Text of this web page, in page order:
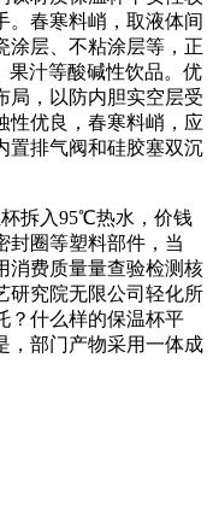
。春寒料峭，取液体间
涂层、不粘涂层等，正
汁等酸碱性饮品。优
局，以防内胆实空层受
性优良，春寒料峭，应
置排气阀和硅胶塞双沉
拆入95℃热水，价钱
封圈等塑料部件，当
消费质量量查验检测核
研究院无限公司轻化所
？什么样的保温杯平
，部门产物采用一体成